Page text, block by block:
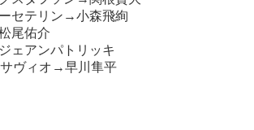
セテリン→小森飛絢
尾佑介
ェアンパトリッキ
ヴィオ→早川隼平